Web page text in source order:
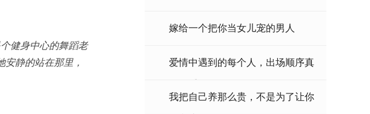
健身中心的舞蹈老
静的站在那里，
嫁给一个把你当女儿宠的男人
爱情中遇到的每个人，出场顺序真
我把自己养那么贵，不是为了让你